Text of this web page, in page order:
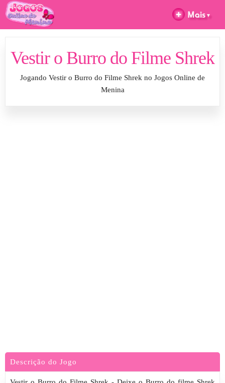
Vestir o Burro do Filme Shrek
Jogando Vestir o Burro do Filme Shrek no Jogos Online de
Menina
Descrição do Jogo